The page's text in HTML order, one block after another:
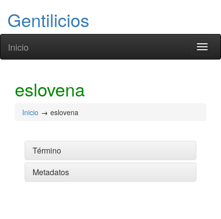
Gentilicios
Inicio
eslovena
Inicio eslovena
Término
Metadatos